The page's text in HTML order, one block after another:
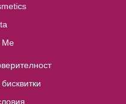
Me